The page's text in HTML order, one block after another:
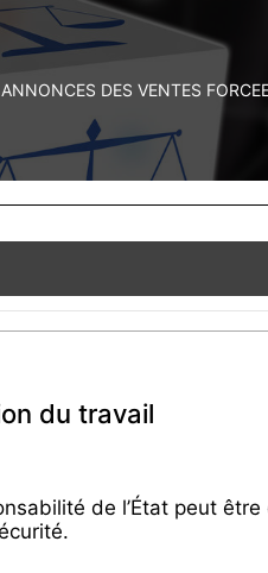
ANNONCES DES VENTES
du travail
de l’État peut